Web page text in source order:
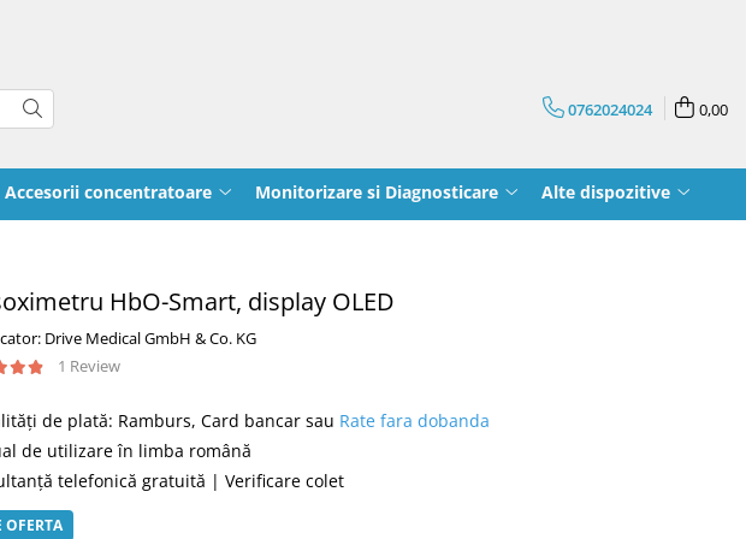
0762024024 0,00
Accesorii concentratoare Monitorizare si Diagnosticare Alte dispozitive
HbO-Smart, display OLED
Drive Medical GmbH & Co. KG
1 Review
de plată: Ramburs, Card bancar sau Rate fara dobanda
de utilizare în limba română
telefonică gratuită | Verificare colet
OFERTA